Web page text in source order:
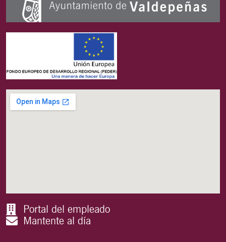
Portal del empleado
Mantente al día